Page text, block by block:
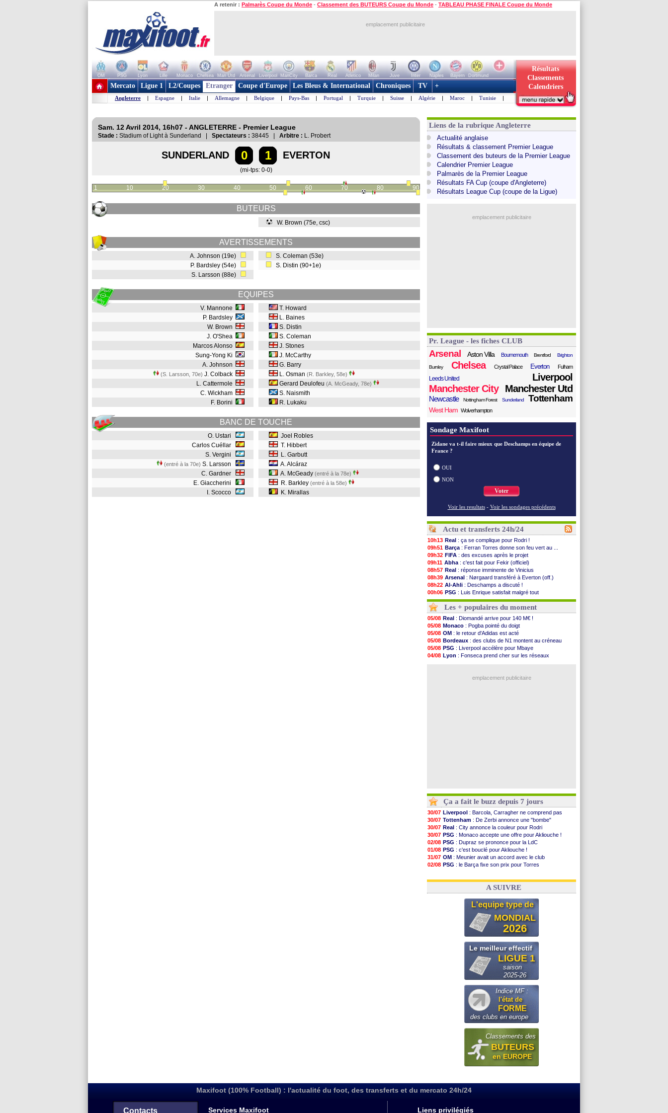
A retenir : Palmarès Coupe du Monde - Classement des BUTEURS Coupe du Monde - TABLEAU PHASE FINALE Coupe du Monde
emplacement publicitaire
OM PSG Lyon Lille Monaco Chelsea Man Utd Arsenal Liverpool ManCity Barca Real Atletico Milan Juve Inter Naples Bayern
Dortmund
+ de clubs
Résultats
Classements
Calendriers
Mercato Ligue 1 L2/Coupes Etranger Coupe d'Europe Les Bleus & International Chroniques TV +
Angleterre | Espagne | Italie | Allemagne | Belgique | Pays-Bas | Portugal | Turquie | Suisse | Algérie | Maroc | Tunisie |
Sam. 12 Avril 2014, 16h07 - ANGLETERRE - Premier League
Stade : Stadium of Light à Sunderland | Spectateurs : 38445 | Arbitre : L. Probert
SUNDERLAND 0 1 EVERTON
(mi-tps: 0-0)
1 10 20 30 40 50 60 70 80 90
BUTEURS
W. Brown (75e, csc)
AVERTISSEMENTS
A. Johnson (19e)
P. Bardsley (54e)
S. Larsson (88e)
S. Coleman (53e)
S. Distin (90+1e)
EQUIPES
V. Mannone
P. Bardsley
W. Brown
J. O'Shea
Marcos Alonso
Sung-Yong Ki
A. Johnson
(S. Larsson, 70e) J. Colback
L. Cattermole
C. Wickham
F. Borini
T. Howard
L. Baines
S. Distin
S. Coleman
J. Stones
J. McCarthy
G. Barry
L. Osman (R. Barkley, 58e)
Gerard Deulofeu (A. McGeady, 78e)
S. Naismith
R. Lukaku
BANC DE TOUCHE
O. Ustari
Carlos Cuéllar
S. Vergini
(entré à la 70e) S. Larsson
C. Gardner
E. Giaccherini
I. Scocco
Joel Robles
T. Hibbert
L. Garbutt
A. Alcáraz
A. McGeady (entré à la 78e)
R. Barkley (entré à la 58e)
K. Mirallas
Liens de la rubrique Angleterre
Actualité anglaise
Résultats & classement Premier League
Classement des buteurs de la Premier League
Calendrier Premier League
Palmarès de la Premier League
Résultats FA Cup (coupe d'Angleterre)
Résultats League Cup (coupe de la Ligue)
emplacement publicitaire
Pr. League - les fiches CLUB
Arsenal Aston Villa Bournemouth Brentford Brighton
Burnley Chelsea Crystal Palace Everton Fulham
Leeds United
Liverpool
Manchester City
Manchester Utd
Newcastle Nottingham Forest Sunderland Tottenham
West Ham Wolverhampton
Sondage Maxifoot
Zidane va t-il faire mieux que Deschamps en équipe de
France ?
OUI
NON
Voter
Voir les resultats - Voir les sondages précédents
Actu et transferts 24h/24
10h13 Real : ça se complique pour Rodri !
09h51 Barça : Ferran Torres donne son feu vert au ...
09h32 FIFA : des excuses après le projet
09h11 Abha : c'est fait pour Fekir (officiel)
08h57 Real : réponse imminente de Vinicius
08h39 Arsenal : Nørgaard transféré à Everton (off.)
08h22 Al-Ahli : Deschamps a discuté !
00h06 PSG : Luis Enrique satisfait malgré tout
05/08 Monaco: Pogba pointé du doigt
05/08
Rennes : Zabiri n'est pas fan de la L1
05/08 Rennes: une offre de Fulham pour Aït Boudlal
05/08 VIDEO: Thomasson et Cresswell réconciliés
05/08 Dunkerque: Nzonzi avait des pistes en L1
05/08 Lyon: Mangala sur le départ
05/08 Amical: Arsenal s'incline face au Real Betis
05/08 Amical: lourde défaite pour le PSG
05/08 Man City: Maresca flou pour Reijnders
: le plan d'Alvarez à son retour
Les + populaires du moment
05/08 Real : Diomandé arrive pour 140 M€ !
05/08 Monaco : Pogba pointé du doigt
05/08 OM : le retour d'Adidas est acté
05/08 Bordeaux : des clubs de N1 montent au créneau
05/08 PSG : Liverpool accélère pour Mbaye
04/08 Lyon : Fonseca prend cher sur les réseaux
emplacement publicitaire
Ça a fait le buzz depuis 7 jours
30/07 Liverpool : Barcola, Carragher ne comprend pas
30/07 Tottenham : De Zerbi annonce une "bombe"
30/07 Real : City annonce la couleur pour Rodri
30/07 PSG : Monaco accepte une offre pour Akliouche !
02/08 PSG : Dupraz se prononce pour la LdC
01/08 PSG : c'est bouclé pour Akliouche !
31/07 OM : Meunier avait un accord avec le club
02/08 PSG : le Barça fixe son prix pour Torres
03/08 FIFA: Infantino sollicite Trump
A SUIVRE
L'equipe type de
MONDIAL
2026
Le meilleur effectif
LIGUE 1
saison
2025-26
Indice MF :
l'état de
FORME
des clubs en europe
Classements des
BUTEURS
en EUROPE
Maxifoot (100% Football) : l'actualité du foot, des transferts et du mercato 24h/24
Contacts Services Maxifoot Liens privilégiés